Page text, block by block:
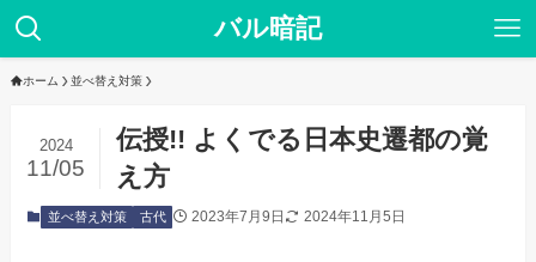
バル暗記
ホーム 並べ替え対策
伝授!! よくでる日本史遷都の覚
え方
2024
11/05
並べ替え対策 古代 2023年7月9日 2024年11月5日